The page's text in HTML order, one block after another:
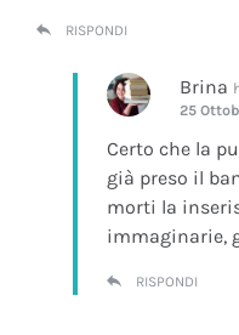
RISPONDI
Brina
25
Certo che la
già preso il
morti la
immaginarie,
RISPONDI